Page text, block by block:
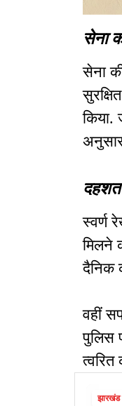
सेना
सेना
किया.
दहशत
स्वर्ण
मिलने
दैनिक
वहीं
पुलिस
झारखंड